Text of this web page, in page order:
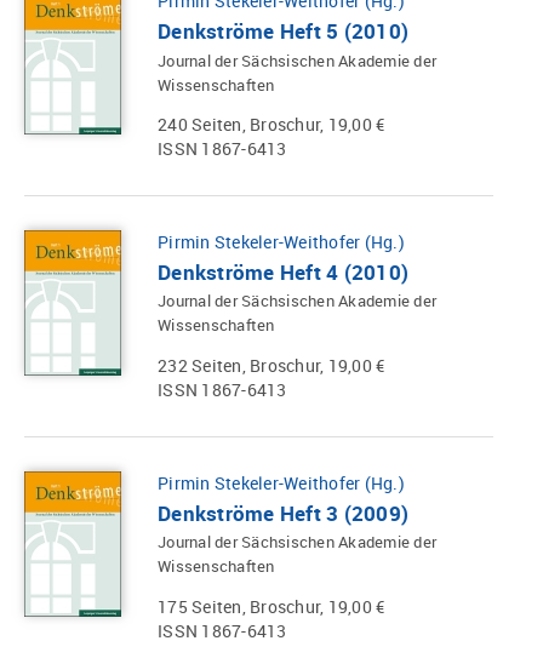
Denkströme Heft 5 (2010)
Journal der Sächsischen Akademie der
Wissenschaften
240 Seiten, Broschur, 19,00 €
ISSN 1867-6413
Pirmin Stekeler-Weithofer (Hg.)
Denkströme Heft 4 (2010)
Journal der Sächsischen Akademie der
Wissenschaften
232 Seiten, Broschur, 19,00 €
ISSN 1867-6413
Pirmin Stekeler-Weithofer (Hg.)
Denkströme Heft 3 (2009)
Journal der Sächsischen Akademie der
Wissenschaften
175 Seiten, Broschur, 19,00 €
ISSN 1867-6413